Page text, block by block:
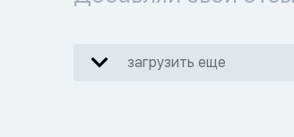
загрузить еще